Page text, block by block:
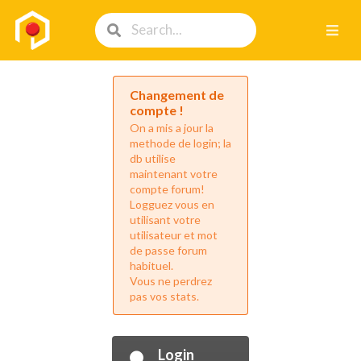
Changement de
compte !
On a mis a jour la
methode de login; la
db utilise
maintenant votre
compte forum!
Logguez vous en
utilisant votre
utilisateur et mot
de passe forum
habituel.
Vous ne perdrez
pas vos stats.
Login